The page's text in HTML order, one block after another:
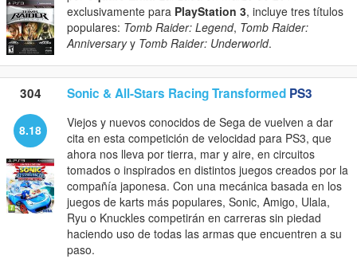
exclusivamente para PlayStation 3, incluye tres títulos
populares: Tomb Raider: Legend, Tomb Raider:
Anniversaryy Tomb Raider: Underworld.
304 Sonic & All-Stars Racing Transformed PS3
8.18
Viejos y nuevos conocidos de Sega de vuelven a dar
cita en esta competición de velocidad para PS3, que
ahora nos lleva por tierra, mar y aire, en circuitos
tomados o inspirados en distintos juegos creados por la
compañía japonesa. Con una mecánica basada en los
juegos de karts más populares, Sonic, Amigo, Ulala,
Ryu o Knuckles competirán en carreras sin piedad
haciendo uso de todas las armas que encuentren a su
paso.